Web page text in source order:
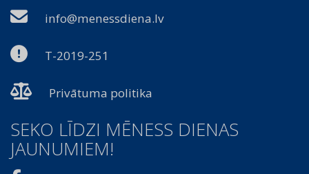
info@menessdiena.lv
T-2019-251
Privātuma politika
SEKO LĪDZI MĒNESS DIENAS
JAUNUMIEM!